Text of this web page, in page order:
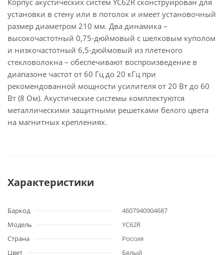
Корпус акустических систем YC62R сконструирован для
установки в стену или в потолок и имеет установочный
размер диаметром 210 мм. Два динамика –
высокочастотный 0,75-дюймовый с шелковым куполом
и низкочастотный 6,5-дюймовый из плетеного
стекловолокна – обеспечивают воспроизведение в
диапазоне частот от 60 Гц до 20 кГц при
рекомендованной мощности усилителя от 20 Вт до 60
Вт (8 Ом). Акустические системы комплектуются
металлическими защитными решетками белого цвета
на магнитных креплениях.
Характеристики
Баркод
4607940904687
Модель
YC62R
Страна
Россия
Цвет
Белый